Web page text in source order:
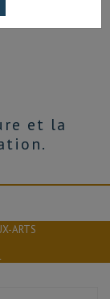
et la
ARTS